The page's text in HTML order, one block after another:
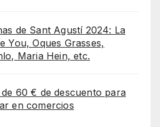
de Sant Agustí 2024: La
You, Oques Grasses,
Maria Hein, etc.
60 € de descuento para
en comercios